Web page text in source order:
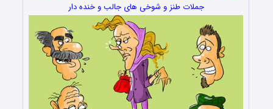
جملات طنز و شوخی های جالب و خنده دار